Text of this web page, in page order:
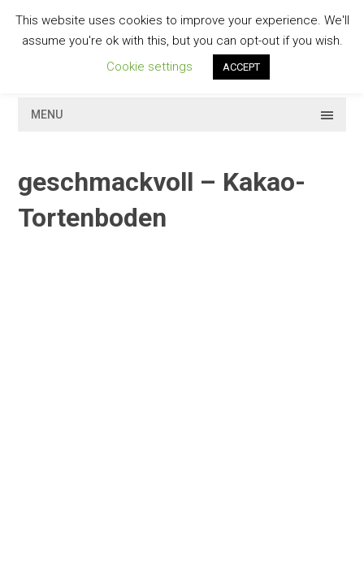
contentGESCHMACKVOLL
MENU
geschmackvoll – Kakao-
Tortenboden
This website uses cookies to improve your experience. We'll
assume you're ok with this, but you can opt-out if you wish.
Cookie settings
ACCEPT